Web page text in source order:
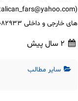
های خارجی و داخلی 09362082933 تماس حاصل فرمایید.
سایر مطالب